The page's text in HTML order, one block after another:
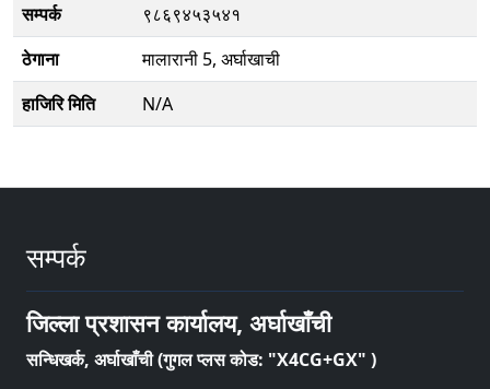
सम्पर्क
९८६९४५३५४१
ठेगाना
मालारानी 5, अर्घाखाची
हाजिरि मिति
N/A
सम्पर्क
जिल्ला प्रशासन कार्यालय, अर्घाखाँची
सन्धिखर्क, अर्घाखाँची (गुगल प्लस कोड: "X4CG+GX" )